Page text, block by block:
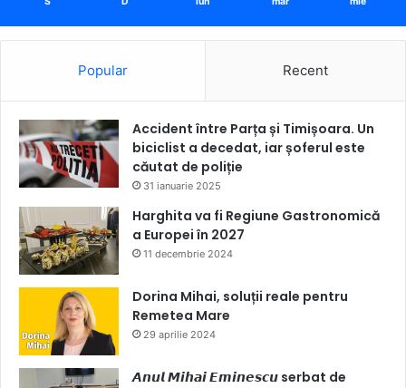
Popular Recent
Accident între Parța și Timișoara. Un
biciclist a decedat, iar șoferul este
căutat de poliție
31 ianuarie 2025
Harghita va fi Regiune Gastronomică
a Europei în 2027
11 decembrie 2024
Dorina Mihai, soluții reale pentru
Remetea Mare
29 aprilie 2024
𝘼𝙣𝙪𝙡 𝙈𝙞𝙝𝙖𝙞 𝙀𝙢𝙞𝙣𝙚𝙨𝙘𝙪 serbat de